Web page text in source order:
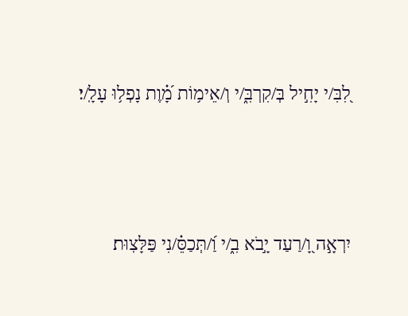
לִ֭בִּ/י יָחִ֣יל בְּ/קִרְבִּ֑/י וְ/אֵימ֥וֹת מָ֝֗וֶת נָפְל֥וּ עָלָֽ/י׃
יִרְאָ֣ה וָ֭/רַעַד יָ֣בֹא בִ֑/י וַ֝/תְּכַסֵּ֗/נִי פַּלָּצֽוּת׃